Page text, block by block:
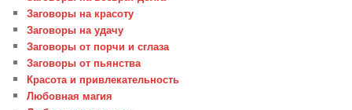
Заговоры на красоту
Заговоры на удачу
Заговоры от порчи и сглаза
Заговоры от пьянства
Красота и привлекательность
Любовная магия